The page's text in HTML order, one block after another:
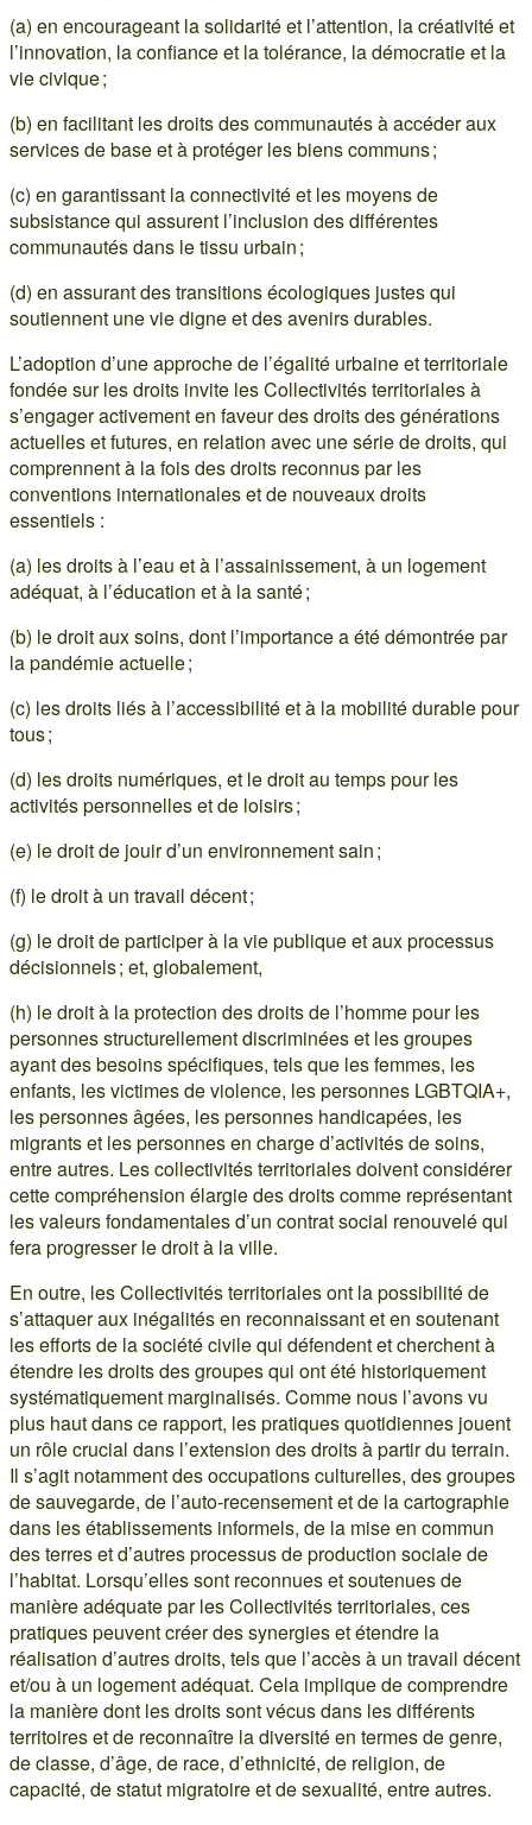
(a) en encourageant la solidarité et l’attention, la créativité et
l’innovation, la confiance et la tolérance, la démocratie et la
vie civique ;
(b) en facilitant les droits des communautés à accéder aux
services de base et à protéger les biens communs ;
(c) en garantissant la connectivité et les moyens de
subsistance qui assurent l’inclusion des différentes
communautés dans le tissu urbain ;
(d) en assurant des transitions écologiques justes qui
soutiennent une vie digne et des avenirs durables.
L’adoption d’une approche de l’égalité urbaine et territoriale
fondée sur les droits invite les Collectivités territoriales à
s’engager activement en faveur des droits des générations
actuelles et futures, en relation avec une série de droits, qui
comprennent à la fois des droits reconnus par les
conventions internationales et de nouveaux droits
essentiels :
(a) les droits à l’eau et à l’assainissement, à un logement
adéquat, à l’éducation et à la santé ;
(b) le droit aux soins, dont l’importance a été démontrée par
la pandémie actuelle ;
(c) les droits liés à l’accessibilité et à la mobilité durable pour
tous ;
(d) les droits numériques, et le droit au temps pour les
activités personnelles et de loisirs ;
(e) le droit de jouir d’un environnement sain ;
(f) le droit à un travail décent ;
(g) le droit de participer à la vie publique et aux processus
décisionnels ; et, globalement,
(h) le droit à la protection des droits de l’homme pour les
personnes structurellement discriminées et les groupes
ayant des besoins spécifiques, tels que les femmes, les
enfants, les victimes de violence, les personnes LGBTQIA+,
les personnes âgées, les personnes handicapées, les
migrants et les personnes en charge d’activités de soins,
entre autres. Les collectivités territoriales doivent considérer
cette compréhension élargie des droits comme représentant
les valeurs fondamentales d’un contrat social renouvelé qui
fera progresser le droit à la ville.
En outre, les Collectivités territoriales ont la possibilité de
s’attaquer aux inégalités en reconnaissant et en soutenant
les efforts de la société civile qui défendent et cherchent à
étendre les droits des groupes qui ont été historiquement
systématiquement marginalisés. Comme nous l’avons vu
plus haut dans ce rapport, les pratiques quotidiennes jouent
un rôle crucial dans l’extension des droits à partir du terrain.
Il s’agit notamment des occupations culturelles, des groupes
de sauvegarde, de l’auto-recensement et de la cartographie
dans les établissements informels, de la mise en commun
des terres et d’autres processus de production sociale de
l’habitat. Lorsqu’elles sont reconnues et soutenues de
manière adéquate par les Collectivités territoriales, ces
pratiques peuvent créer des synergies et étendre la
réalisation d’autres droits, tels que l’accès à un travail décent
et/ou à un logement adéquat. Cela implique de comprendre
la manière dont les droits sont vécus dans les différents
territoires et de reconnaître la diversité en termes de genre,
de classe, d’âge, de race, d’ethnicité, de religion, de
capacité, de statut migratoire et de sexualité, entre autres.